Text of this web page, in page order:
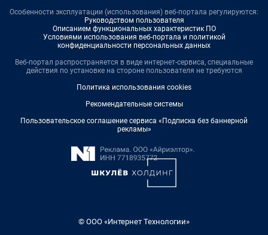
Особенности эксплуатации (использования) веб-портала регулируются:
Руководством пользователя
Описанием функциональных характеристик ПО
Условиями использования веб-портала и политикой
конфиденциальности персональных данных
Веб-портал распространяется в виде интернет-сервиса, специальные
действия по установке на стороне пользователя не требуются
Политика использования cookies
Рекомендательные системы
Пользовательское соглашение сервиса «Подписка без баннерной
рекламы»
© ООО «Интернет Технологии»